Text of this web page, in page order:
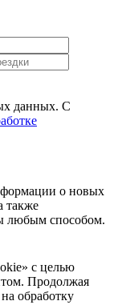
данных. С
о новых
также
любым способом.
с целью
Продолжая
на обработку